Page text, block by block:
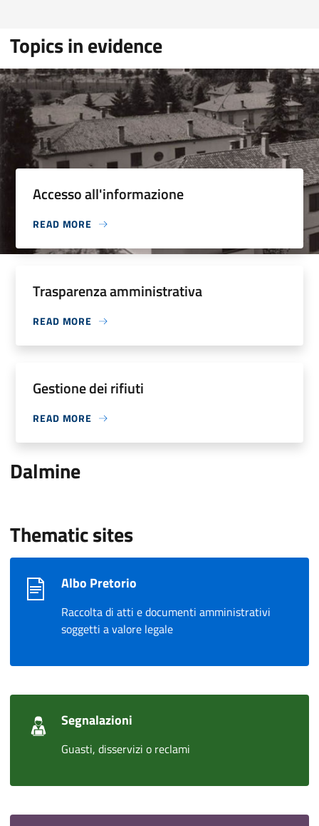
Topics in evidence
Accesso all'informazione
READ MORE
Trasparenza amministrativa
READ MORE
Gestione dei rifiuti
READ MORE
Dalmine
Thematic sites
Albo Pretorio
Raccolta di atti e documenti amministrativi
soggetti a valore legale
Segnalazioni
Guasti, disservizi o reclami